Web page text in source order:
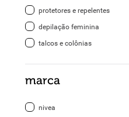
protetores e repelentes
depilação feminina
talcos e colônias
marca
nivea